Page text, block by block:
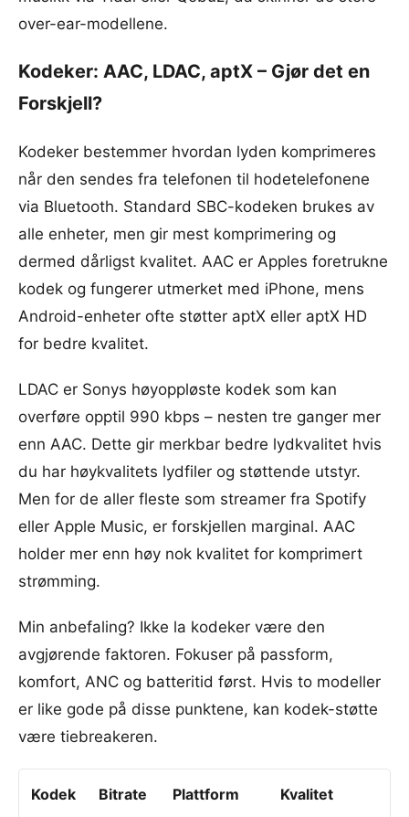
over-ear-modellene.
Kodeker: AAC, LDAC, aptX – Gjør det en
Forskjell?
Kodeker bestemmer hvordan lyden komprimeres
når den sendes fra telefonen til hodetelefonene
via Bluetooth. Standard SBC-kodeken brukes av
alle enheter, men gir mest komprimering og
dermed dårligst kvalitet. AAC er Apples foretrukne
kodek og fungerer utmerket med iPhone, mens
Android-enheter ofte støtter aptX eller aptX HD
for bedre kvalitet.
LDAC er Sonys høyoppløste kodek som kan
overføre opptil 990 kbps – nesten tre ganger mer
enn AAC. Dette gir merkbar bedre lydkvalitet hvis
du har høykvalitets lydfiler og støttende utstyr.
Men for de aller fleste som streamer fra Spotify
eller Apple Music, er forskjellen marginal. AAC
holder mer enn høy nok kvalitet for komprimert
strømming.
Min anbefaling? Ikke la kodeker være den
avgjørende faktoren. Fokuser på passform,
komfort, ANC og batteritid først. Hvis to modeller
er like gode på disse punktene, kan kodek-støtte
være tiebreakeren.
Kodek Bitrate Plattform Kvalitet